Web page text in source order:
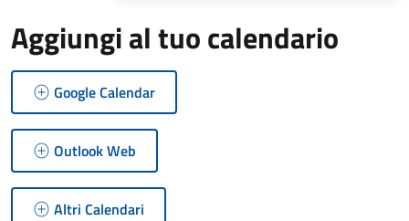
Aggiungi al tuo calendario
Google Calendar
Outlook Web
Altri Calendari